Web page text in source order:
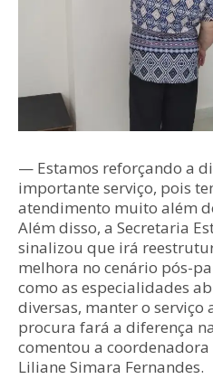
— Estamos reforçando a
importante serviço, pois
atendimento muito além
Além disso, a Secretaria
sinalizou que irá
melhora no cenário pós-
como as especialidades
diversas, manter o serviço
procura fará a diferença
comentou a
Liliane Simara Fernandes.